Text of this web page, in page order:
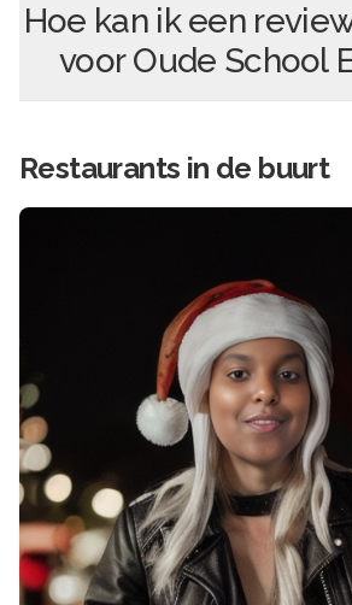
Hoe kan ik een
voorOude School
Restaurants in de buurt